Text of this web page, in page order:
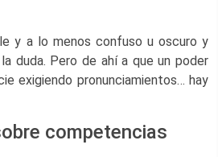
y a lo menos confuso u oscuro y
duda. Pero de ahí a que un poder
exigiendo pronunciamientos… hay
competencias